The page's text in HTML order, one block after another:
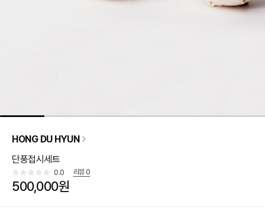
HONG DU HYUN
단풍접시세트
0.0 리뷰0
500,000원